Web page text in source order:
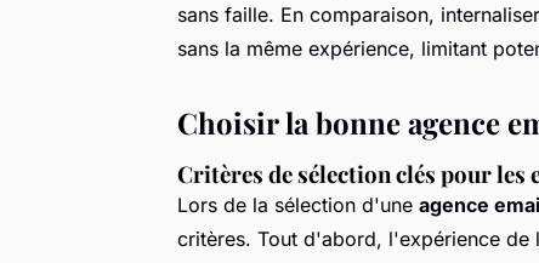
sans faille. En comparaison,
sans la même expérience, limitant
Choisir la bonne agence
Critères de sélection clés pour les
Lors de la sélection d'une agence
critères. Tout d'abord, l'expérience